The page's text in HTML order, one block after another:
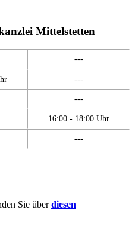
Mittelstetten
---
---
---
16:00 - 18:00 Uhr
---
Sie überdiesen